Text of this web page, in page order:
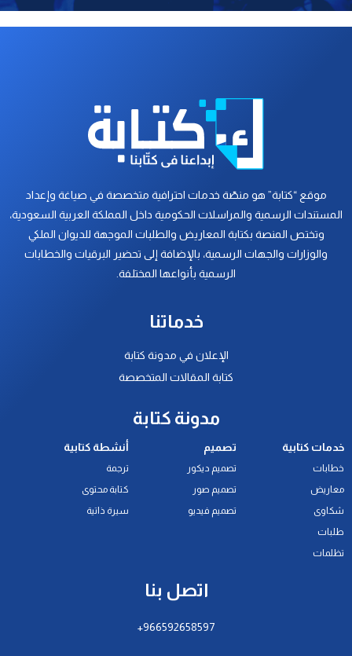
موقع “كتابة” هو منصّة خدمات احترافية متخصصة في صياغة وإعداد
المستندات الرسمية والمراسلات الحكومية داخل المملكة العربية السعودية،
وتختص المنصة بكتابة المعاريض والطلبات الموجهة للديوان الملكي
والوزارات والجهات الرسمية، بالإضافة إلى تحضير البرقيات والخطابات
الرسمية بأنواعها المختلفة.
خدماتنا
الإعلان في مدونة كتابة
كتابة المقالات المتخصصة
مدونة كتابة
خدمات كتابية
خطابات
معاريض
شكاوى
طلبات
تظلمات
تصميم
تصميم ديكور
تصميم صور
تصميم فيديو
أنشطة كتابية
ترجمة
كتابة محتوى
سيرة ذاتية
اتصل بنا
966592658597+